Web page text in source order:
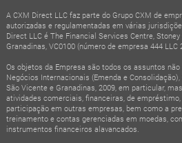
A CXM Direct LLC faz parte do Grupo CXM de
autorizadas e regulamentadas em várias
Direct LLC é The Financial Services Centre,
Granadinas, VC0100 (número de empresa 444 LLC
Os objetos da Empresa são todos os assuntos
Negócios Internacionais (Emenda e
São Vicente e Granadinas, 2009, em particular,
atividades comerciais, financeiras, de
participação em outras empresas, bem como a
treinamento e contas gerenciadas em moedas,
instrumentos financeiros alavancados.